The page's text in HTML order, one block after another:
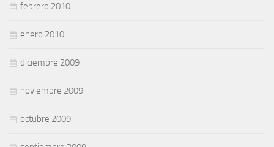
febrero 2010
enero 2010
diciembre 2009
noviembre 2009
octubre 2009